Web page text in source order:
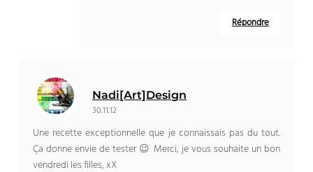
Répondre
Nadi[Art]Design
30.11.12
Une recette exceptionnelle que je connaissais pas du tout.
Ça donne envie de tester 😉 Merci, je vous souhaite un bon
vendredi les filles, xX